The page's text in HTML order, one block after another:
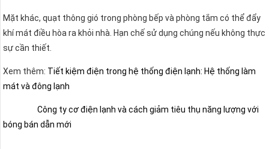
Mặt khác, quạt thông gió trong phòng bếp và phòng tắm có thể đẩy
khí mát điều hòa ra khỏi nhà. Hạn chế sử dụng chúng nếu không thực
sự cần thiết.
Xem thêm: Tiết kiệm điện trong hệ thống điện lạnh: Hệ thống làm
mát và đông lạnh
Công ty cơ điện lạnh và cách giảm tiêu thụ năng lượng với
bóng bán dẫn mới